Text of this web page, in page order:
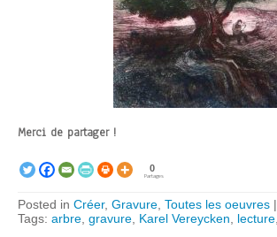
Merci de partager !
0
Partages
Posted in Créer, Gravure Toutes les oeuvres |
Tags: arbre gravure Karel Vereycken lecture